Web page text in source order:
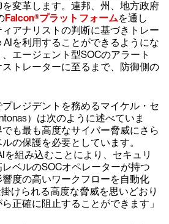
変革します。連邦、州、地方政府
Falcon®プラットフォームを通し
アナリストの判断に基づきトレー
AIを利用することができるようにな
エージェント型SOCのアラート
トレーターに至るまで、防御側の
レジデントを務めるマイケル・セ
）は次のように述べていま
も最も高度なサイバー脅威にさら
の保護を必要としています。
を組み込むことにより、セキュリ
ベルのSOCオペレーターが持つ
度の高いワークフローを自動化
けられる高度な脅威を思いどおり
正確に阻止することができます」